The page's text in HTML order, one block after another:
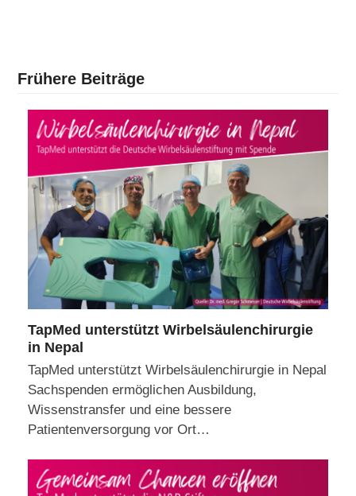
Frühere Beiträge
TapMed unterstützt Wirbelsäulenchirurgie
in Nepal
TapMed unterstützt Wirbelsäulenchirurgie in Nepal
Sachspenden ermöglichen Ausbildung,
Wissenstransfer und eine bessere
Patientenversorgung vor Ort…